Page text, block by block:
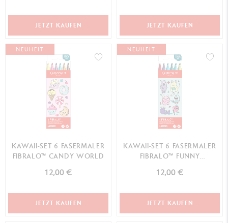
JETZT KAUFEN JETZT KAUFEN
NEUHEIT
KAWAII-SET 6 FASERMALER
FIBRALO™ CANDY WORLD
12,00 €
JETZT KAUFEN
NEUHEIT
KAWAII-SET 6 FASERMALER
FIBRALO™ FUNNY
12,00 €
JETZT KAUFEN